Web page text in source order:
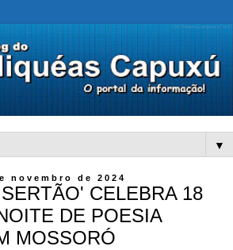
▼
novembro de 2024
CELEBRA 18
DE POESIA
MOSSORÓ